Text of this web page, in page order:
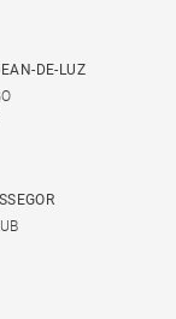
DE-LUZ